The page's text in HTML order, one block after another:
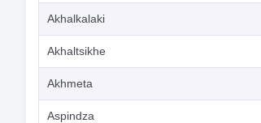
Akhalkalaki
Akhaltsikhe
Akhmeta
Aspindza